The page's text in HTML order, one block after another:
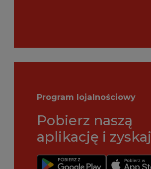
Program lojalnościowy
Pobierz naszą
aplikację i zyskaj